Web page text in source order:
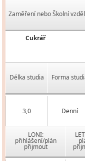
Zaměření nebo Školní
Cukrář
Délka studia Forma
3,0 Denní
LONI:
přihlášení/plán
přijmout